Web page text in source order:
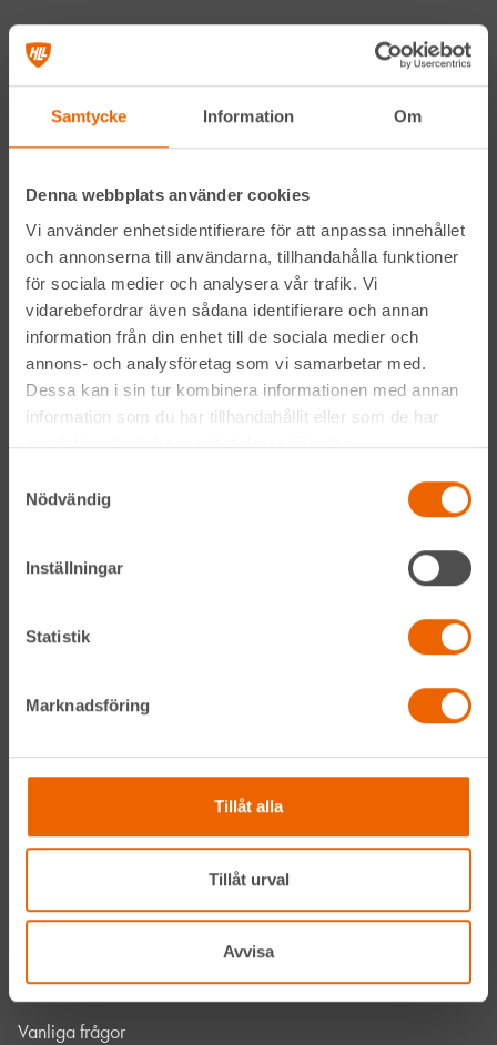
Samtycke Information Om
Denna webbplats använder cookies
Vi använder enhetsidentifierare för att anpassa innehållet
och annonserna till användarna, tillhandahålla funktioner
för sociala medier och analysera vår trafik. Vi
vidarebefordrar även sådana identifierare och annan
information från din enhet till de sociala medier och
annons- och analysföretag som vi samarbetar med.
Dessa kan i sin tur kombinera informationen med annan
information som du har tillhandahållit eller som de har
samlat in när du har använt deras tjänster.
Nödvändig
Inställningar
Statistik
Marknadsföring
Tillåt alla
Tillåt urval
Avvisa
Genom att anmäla mig till nyhetsbrevet godkänner jag
Hyreslandslagetsintegritetspolicy
Alltid nära
LinkedIn
Våra maskiner
Våra depåer
Om HLL
Hållbarhet
Vanliga frågor